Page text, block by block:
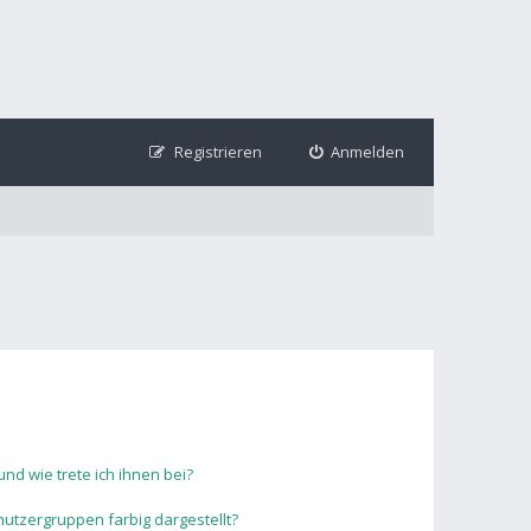
Anmelden
Registrieren
wie trete ich ihnen bei?
farbig dargestellt?